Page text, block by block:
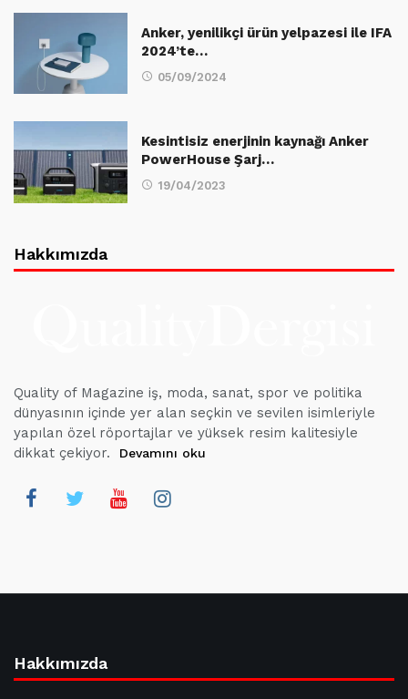
Anker, yenilikçi ürün yelpazesi ile IFA
2024’te…
05/09/2024
Kesintisiz enerjinin kaynağı Anker
PowerHouse Şarj…
19/04/2023
Hakkımızda
Quality of Magazine iş, moda, sanat, spor ve politika
dünyasının içinde yer alan seçkin ve sevilen isimleriyle
yapılan özel röportajlar ve yüksek resim kalitesiyle
dikkat çekiyor.
Devamını oku
Hakkımızda